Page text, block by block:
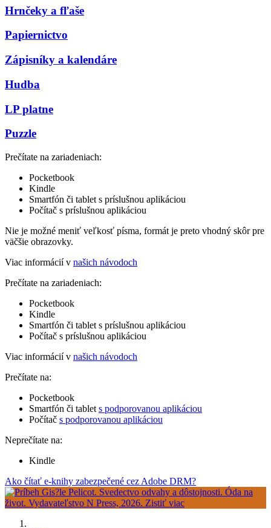
Hrnčeky a fľaše
Papiernictvo
Zápisníky a kalendáre
Hudba
LP platne
Puzzle
Prečítate na zariadeniach:
Pocketbook
Kindle
Smartfón či tablet s príslušnou aplikáciou
Počítač s príslušnou aplikáciou
Nie je možné meniť veľkosť písma, formát je preto vhodný skôr pre
väčšie obrazovky.
Viac informácií v našich návodoch
Prečítate na zariadeniach:
Pocketbook
Kindle
Smartfón či tablet s príslušnou aplikáciou
Počítač s príslušnou aplikáciou
Viac informácií v našich návodoch
Prečítate na:
Pocketbook
Smartfón či tablet s podporovanou aplikáciou
Počítač s podporovanou aplikáciou
Neprečítate na:
Kindle
Ako čítať e-knihy zabezpečené cez Adobe DRM?